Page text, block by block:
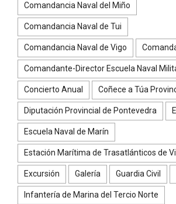
Comandancia Naval del Miño
Comandancia Naval de Tui
Comandancia Naval de Vigo
Comandante-Director Escuela Naval
Concierto Anual Coñece a Túa
Diputación Provincial de Pontevedra
Escuela Naval de Marín
Estación Marítima de Trasatlánticos de
Excursión Galería Guardia Civil
Infantería de Marina del Tercio Norte